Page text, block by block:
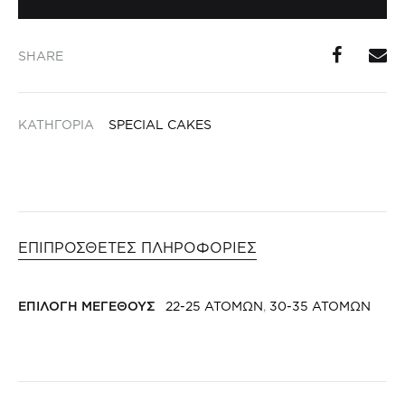
SHARE
ΚΑΤΗΓΟΡΙΑ SPECIAL CAKES
ΕΠΙΠΡΟΣΘΕΤΕΣ ΠΛΗΡΟΦΟΡΙΕΣ
ΕΠΙΛΟΓΗ ΜΕΓΕΘΟΥΣ 22-25 ΑΤΟΜΩΝ, 30-35 ΑΤΟΜΩΝ